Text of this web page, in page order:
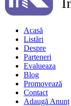
Acasă
Listări
Despre
Parteneri
Evalueaza
Blog
Promovează
Contact
Adaugă Anunț